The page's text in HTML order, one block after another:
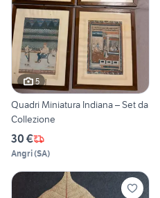
5
Quadri Miniatura Indiana – Set da
Collezione
30 €
Angri(SA)